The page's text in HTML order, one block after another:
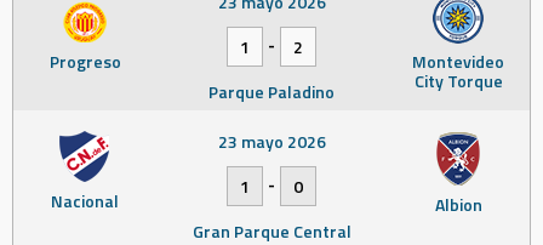
Progreso Montevideo
City Torque
1
-
2
Parque Paladino
Nacional Albion
23 mayo 2026
1
-
0
Gran Parque Central